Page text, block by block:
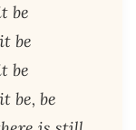
be
be
be
be, be